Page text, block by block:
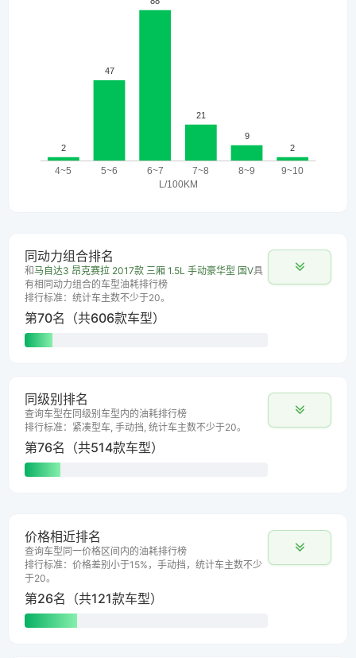
同动力组合排名
和马自达3 昂克赛拉 2017款 三厢 1.5L 手动豪华型 国V具
有相同动力组合的车型油耗排行榜
排行标准：统计车主数不少于20。
第70名（共606款车型）
同级别排名
查询车型在同级别车型内的油耗排行榜
排行标准：紧凑型车, 手动挡, 统计车主数不少于20。
第76名（共514款车型）
价格相近排名
查询车型同一价格区间内的油耗排行榜
排行标准：价格差别小于15%，手动挡，统计车主数不少
于20。
第26名（共121款车型）